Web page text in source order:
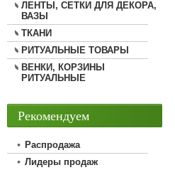
ЛЕНТЫ, СЕТКИ ДЛЯ ДЕКОРА,
ВАЗЫ
ТКАНИ
РИТУАЛЬНЫЕ ТОВАРЫ
ВЕНКИ, КОРЗИНЫ
РИТУАЛЬНЫЕ
Рекомендуем
Распродажа
Лидеры продаж